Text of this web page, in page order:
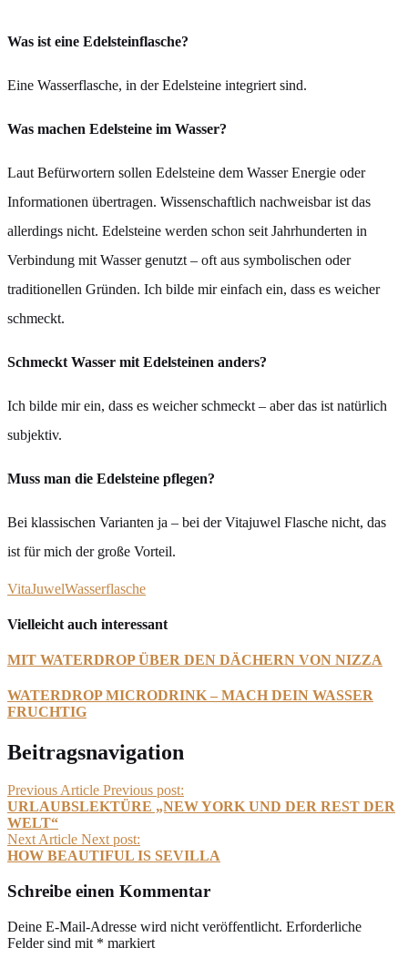
Was ist eine Edelsteinflasche?
Eine Wasserflasche, in der Edelsteine integriert sind.
Was machen Edelsteine im Wasser?
Laut Befürwortern sollen Edelsteine dem Wasser Energie oder
Informationen übertragen. Wissenschaftlich nachweisbar ist das
allerdings nicht. Edelsteine werden schon seit Jahrhunderten in
Verbindung mit Wasser genutzt – oft aus symbolischen oder
traditionellen Gründen. Ich bilde mir einfach ein, dass es weicher
schmeckt.
Schmeckt Wasser mit Edelsteinen anders?
Ich bilde mir ein, dass es weicher schmeckt – aber das ist natürlich
subjektiv.
Muss man die Edelsteine pflegen?
Bei klassischen Varianten ja – bei der Vitajuwel Flasche nicht, das
ist für mich der große Vorteil.
VitaJuwelWasserflasche
Vielleicht auch interessant
MIT WATERDROP ÜBER DEN DÄCHERN VON NIZZA
WATERDROP MICRODRINK – MACH DEIN WASSER
FRUCHTIG
Beitragsnavigation
Previous Article Previous post:
URLAUBSLEKTÜRE „NEW YORK UND DER REST DER
WELT“
Next Article Next post:
HOW BEAUTIFUL IS SEVILLA
Schreibe einen Kommentar
Deine E-Mail-Adresse wird nicht veröffentlicht. Erforderliche
Felder sind mit * markiert